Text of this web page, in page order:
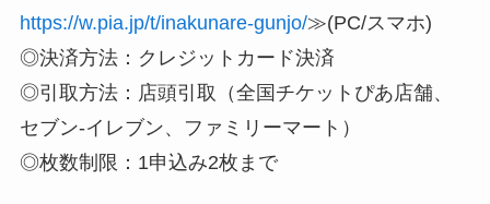
https://w.pia.jp/t/inakunare-gunjo/≫(PC/スマホ)
◎決済方法：クレジットカード決済
◎引取方法：店頭引取（全国チケットぴあ店舗、
セブン-イレブン、ファミリーマート）
◎枚数制限：1申込み2枚まで